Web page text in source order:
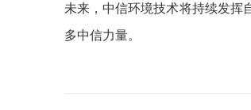
未来，中信环境技术将持续发挥
多中信力量。